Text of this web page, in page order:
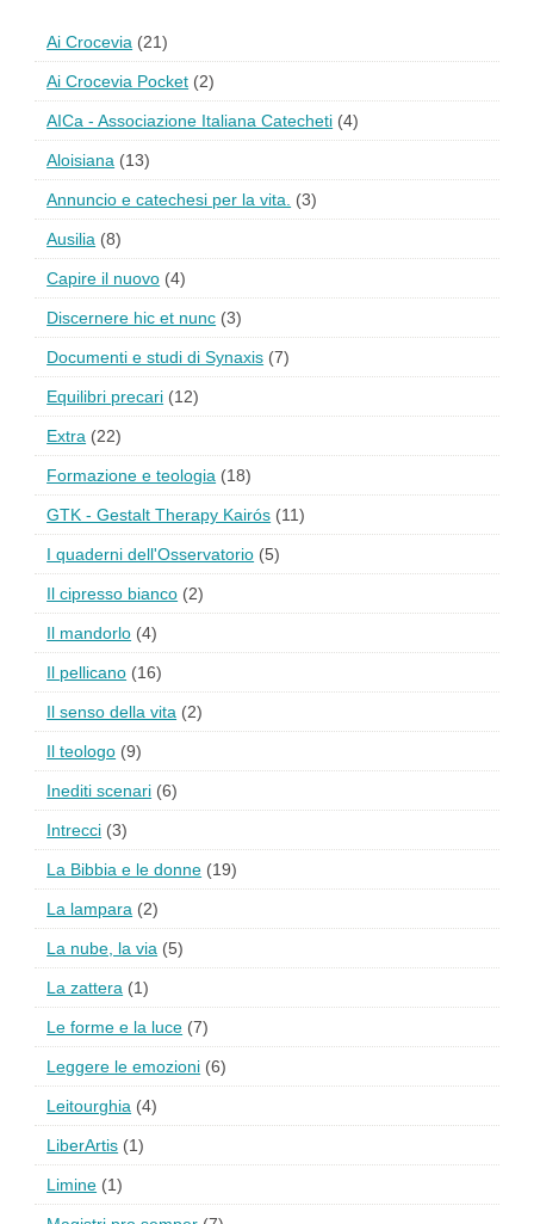
Ai Crocevia (21)
Ai Crocevia Pocket (2)
AICa - Associazione Italiana Catecheti (4)
Aloisiana (13)
Annuncio e catechesi per la vita. (3)
Ausilia (8)
Capire il nuovo (4)
Discernere hic et nunc (3)
Documenti e studi di Synaxis (7)
Equilibri precari (12)
Extra (22)
Formazione e teologia (18)
GTK - Gestalt Therapy Kairós (11)
I quaderni dell'Osservatorio (5)
Il cipresso bianco (2)
Il mandorlo (4)
Il pellicano (16)
Il senso della vita (2)
Il teologo (9)
Inediti scenari (6)
Intrecci (3)
La Bibbia e le donne (19)
La lampara (2)
La nube, la via (5)
La zattera (1)
Le forme e la luce (7)
Leggere le emozioni (6)
Leitourghia (4)
LiberArtis (1)
Limine (1)